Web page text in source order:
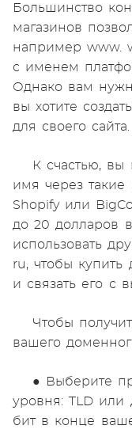
Большинство
магазинов
например www.
с именем
Однако вам
вы хотите
для своего сайта.
К счастью, вы
имя через такие
Shopify или
до 20 долларов
использовать
ru, чтобы
и связать его с
Чтобы
вашего
● Выберите
уровня: TLD или
бит в конце